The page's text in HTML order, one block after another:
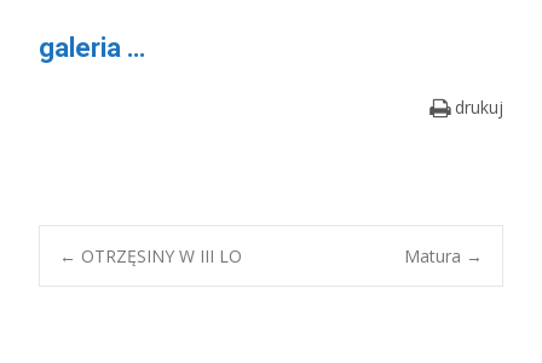
galeria …
drukuj
Post
← OTRZĘSINY W III LO Matura →